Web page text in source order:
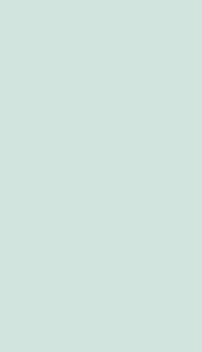
2020.06.01-x86_64.iso |